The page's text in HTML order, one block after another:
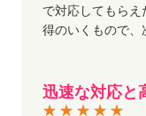
で対応してもら
得のいくもので、
迅速な対応と